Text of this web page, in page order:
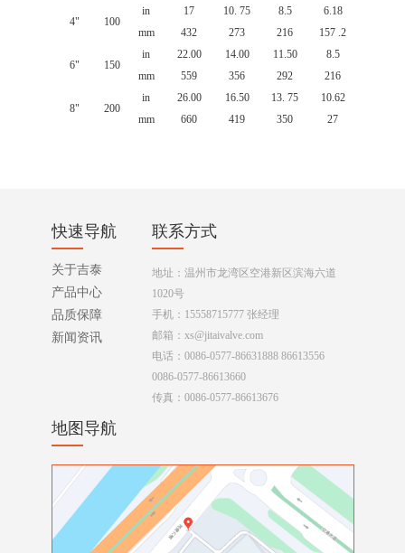
4" 100
in 17 10. 75 8.5 6.18
mm
432 273 216 157 .2
6" 150
in 22.00 14.00 11.50 8.5
mm
559 356 292 216
8" 200
in 26.00 16.50 13. 75 10.62
mm
660 419 350 27
快速导航
关于吉泰
产品中心
品质保障
新闻资讯
联系方式
地址：温州市龙湾区空港新区滨海六道
1020号
手机：15558715777 张经理
邮箱：xs@jitaivalve.com
电话：0086-0577-86631888 86613556
0086-0577-86613660
传真：0086-0577-86613676
地图导航